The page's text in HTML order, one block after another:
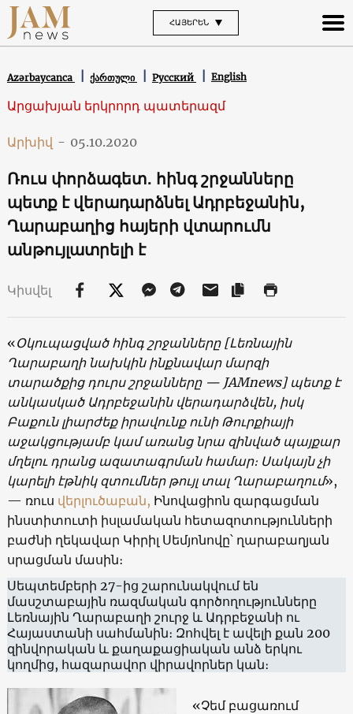
ՀԱՅԵՐԵՆ
Azərbaycanca ქართული Русский English
Արցախյան երկրորդ պատերազմ
Արխիվ - 05.10.2020
Ռուս փորձագետ․ հինգ շրջանները
պետք է վերադարձնել Ադրբեջանին,
Ղարաբաղից հայերի վտարումն
անթույլատրելի է
Կիսվել
«Օկուպացված հինգ շրջանները [Լեռնային
Ղարաբաղի նախկին ինքնավար մարզի
տարածքից դուրս շրջանները — JAMnews] պետք է
անկասկած Ադրբեջանին վերադարձվեն, իսկ
Բաքուն լիարժեք իրավունք ունի Թուրքիայի
աջակցությամբ կամ առանց նրա զինված պայքար
մղելու դրանց ազատագրման համար։ Սակայն չի
կարելի էթնիկ զտումներ թույլ տալ Ղարաբաղում»,
— ռուս վերլուծաբան, Ինովացիոն զարգացման
ինստիտուտի իսլամական հետազոտությունների
բաժնի ղեկավար Կիրիլ Սեմյոնովը՝ ղարաբաղյան
սրացման մասին։
Սեպտեմբերի 27-ից շարունակվում են
մասշտաբային ռազմական գործողությունները
Լեռնային Ղարաբաղի շուրջ և Ադրբեջանի ու
Հայաստանի սահմանին։ Զոհվել է ավելի քան 200
զինվորական և քաղաքացիական անձ երկու
կողմից, հազարավոր վիրավորներ կան։
«Չեմ բացառում